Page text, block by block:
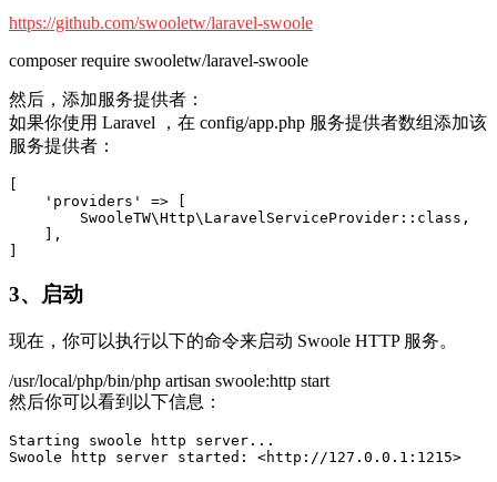
https://github.com/swooletw/laravel-swoole
composer require swooletw/laravel-swoole
然后，添加服务提供者：
如果你使用 Laravel ，在 config/app.php 服务提供者数组添加该
服务提供者：
3、启动
现在，你可以执行以下的命令来启动 Swoole HTTP 服务。
/usr/local/php/bin/php artisan swoole:http start
然后你可以看到以下信息：
Starting swoole http server...